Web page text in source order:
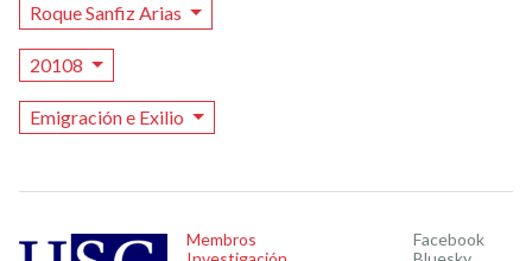
Roque Sanfiz Arias
20108
Emigración e Exilio
Membros
Facebook